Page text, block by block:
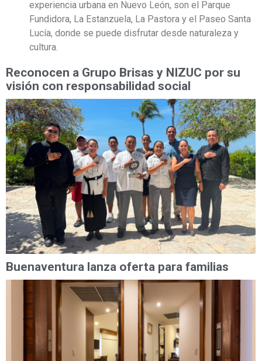
experiencia urbana en Nuevo León, son el Parque
Fundidora, La Estanzuela, La Pastora y el Paseo Santa
Lucía, donde se puede disfrutar desde naturaleza y
cultura.
Reconocen a Grupo Brisas y NIZUC por su
visión con responsabilidad social
Buenaventura lanza oferta para familias